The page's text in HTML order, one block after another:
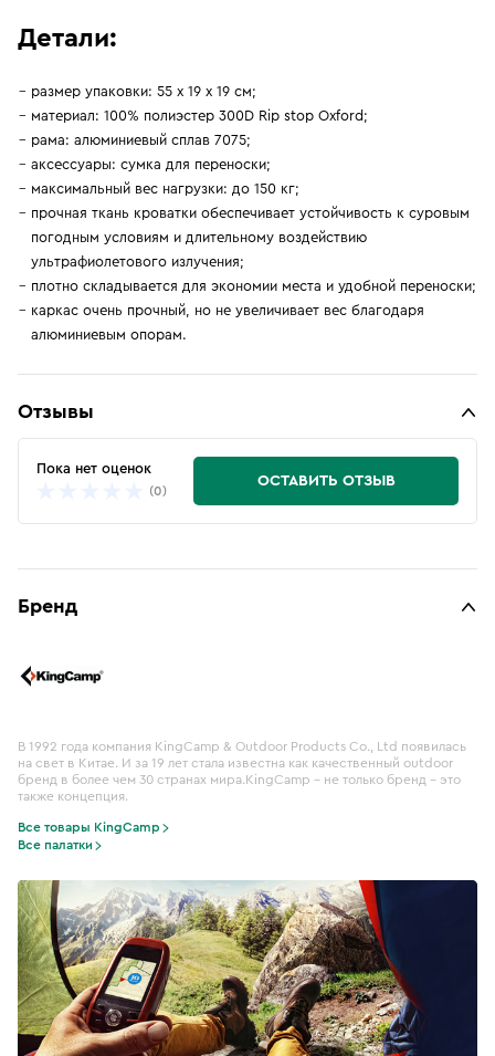
Детали:
размер упаковки: 55 х 19 х 19 см;
материал: 100% полиэстер 300D Rip stop Oxford;
рама: алюминиевый сплав 7075;
аксессуары: сумка для переноски;
максимальный вес нагрузки: до 150 кг;
прочная ткань кроватки обеспечивает устойчивость к суровым
погодным условиям и длительному воздействию
ультрафиолетового излучения;
плотно складывается для экономии места и удобной переноски;
каркас очень прочный, но не увеличивает вес благодаря
алюминиевым опорам.
Отзывы
Пока нет оценок
(0)
ОСТАВИТЬ ОТЗЫВ
Бренд
В 1992 года компания KingCamp & Outdoor Products Co., Ltd появилась
на свет в Китае. И за 19 лет стала известна как качественный outdoor
бренд в более чем 30 странах мира.KingСamp – не только бренд – это
также концепция.
Все товары KingCamp
Все палатки